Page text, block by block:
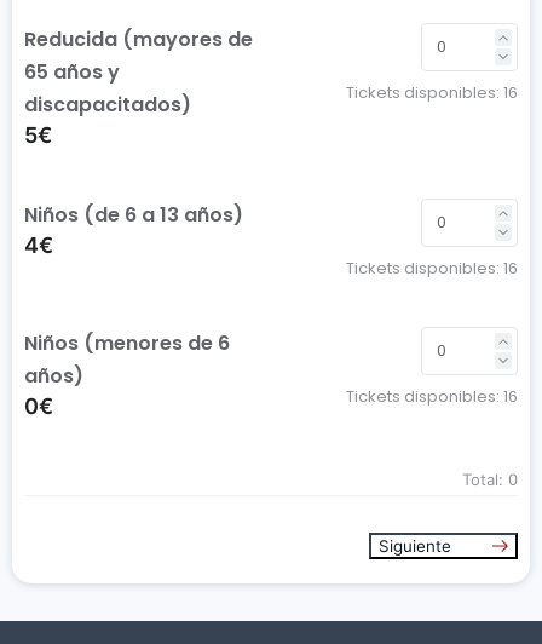
Reducida (mayores de
65 años y
discapacitados)
5€
Tickets disponibles: 16
Niños (de 6 a 13 años)
4€
Tickets disponibles: 16
Niños (menores de 6
años)
0€ Tickets disponibles: 16
Total: 0
Siguiente